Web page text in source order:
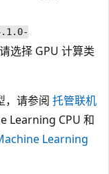
选择 GPU 计算类
，请参阅 托管联机
Learning CPU 和
Learning